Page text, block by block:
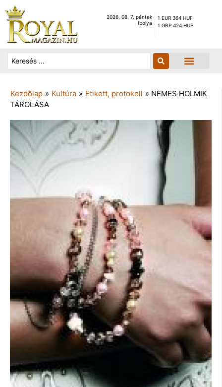
2026. 08. 7. péntek
Ibolya
1 EUR 364 HUF
1 GBP 424 HUF
Kezdőlap » Kultúra » Etikett, protokoll » NEMES HOLMIK
TÁROLÁSA